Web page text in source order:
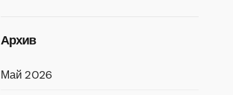
Архив
Май 2026